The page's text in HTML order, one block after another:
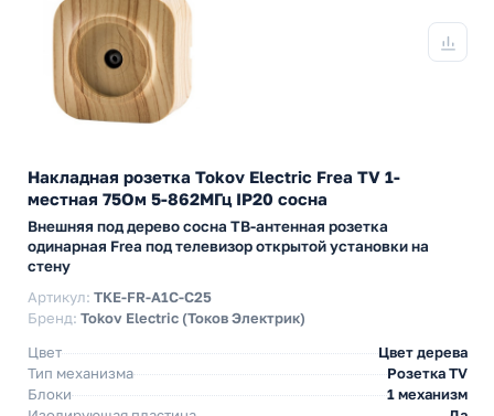
Накладная розетка Tokov Electric Frea TV 1-
местная 75Ом 5-862МГц IP20 сосна
Внешняя под дерево сосна ТВ-антенная розетка
одинарная Frea под телевизор открытой установки на
стену
Артикул: TKE-FR-A1C-C25
Бренд: Tokov Electric (Токов Электрик)
Цвет
Цвет дерева
Тип механизма
Розетка TV
Блоки
1 механизм